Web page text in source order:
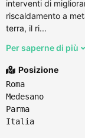
interventi di
riscaldamento a
terra, il ri...
Per saperne di più
Posizione
Roma
Medesano
Parma
Italia